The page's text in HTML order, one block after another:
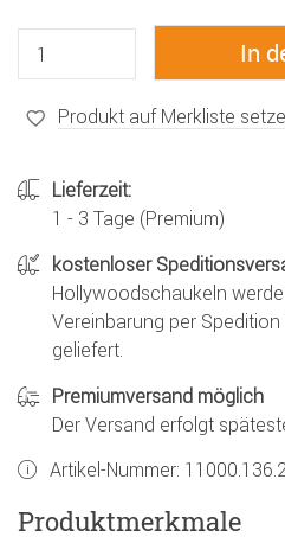
Produkt auf Merkliste
Lieferzeit:
1 - 3 Tage (Premium)
kostenloser
Hollywoodschaukeln
Vereinbarung per
geliefert.
Premiumversand möglich
Der Versand erfolgt
Artikel-Nummer:
Produktmerkmale